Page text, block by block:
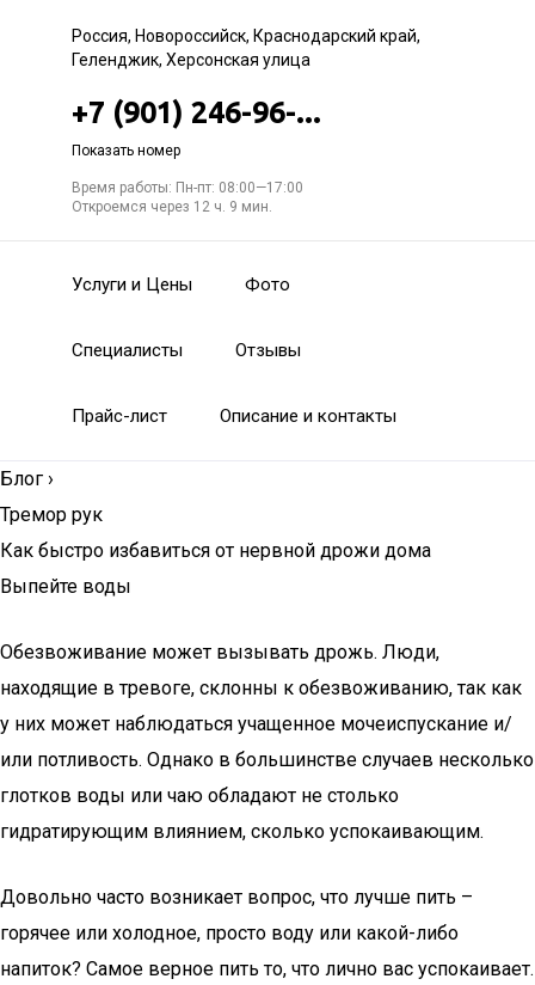
Россия, Новороссийск, Краснодарский край,
Геленджик, Херсонская улица
+7 (901) 246-96-...
Показать номер
Время работы: Пн-пт: 08:00—17:00
Откроемся через 12 ч. 9 мин.
Услуги и Цены Фото
Специалисты Отзывы
Прайс-лист Описание и контакты
Блог ›
Тремор рук
Как быстро избавиться от нервной дрожи дома
Выпейте воды
Обезвоживание может вызывать дрожь. Люди,
находящие в тревоге, склонны к обезвоживанию, так как
у них может наблюдаться учащенное мочеиспускание и/
или потливость. Однако в большинстве случаев несколько
глотков воды или чаю обладают не столько
гидратирующим влиянием, сколько успокаивающим.
Довольно часто возникает вопрос, что лучше пить –
горячее или холодное, просто воду или какой-либо
напиток? Самое верное пить то, что лично вас успокаивает.